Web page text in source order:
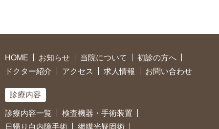
HOME お知らせ 当院について
初診の方へ
ドクター紹介
アクセス 求人情報 お問い合わせ
診療内容
診療内容一覧
検査機器・手術装置
日帰り白内障手術
網膜光疑固術